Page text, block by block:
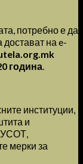
потребно е да
достават на e-
година.
институции,
и
мерки за